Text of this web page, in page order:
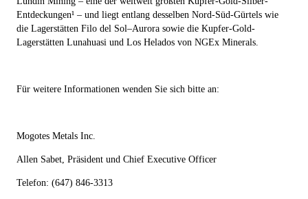
Entdeckungen¹ – und liegt entlang desselben Nord-Süd-Gürtels wie
die Lagerstätten Filo del Sol–Aurora sowie die Kupfer-Gold-
Lagerstätten Lunahuasi und Los Helados von NGEx Minerals.
Für weitere Informationen wenden Sie sich bitte an:
Mogotes Metals Inc.
Allen Sabet, Präsident und Chief Executive Officer
Telefon: (647) 846-3313